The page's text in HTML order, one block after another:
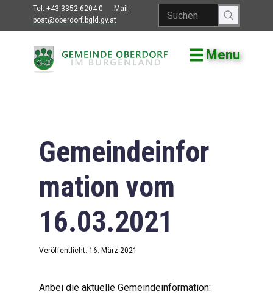
Tel: +43 3352 6204-0
Mail:
post@oberdorf.bgld.gv.at
Menu
Willkommen
Gemeindeamt
Gemeinderat
Bildung
Vereine
Gemeindeinfor
mation vom
16.03.2021
Veröffentlicht: 16. März 2021
Anbei die aktuelle Gemeindeinformation: